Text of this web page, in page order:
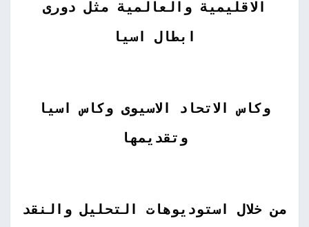
الاقليمية والعالمية مثل دورى
ابطال اسيا
وكاس الاتحاد الاسيوى وكاس اسيا
وتقديمها
من خلال استوديوهات التحليل والنقد